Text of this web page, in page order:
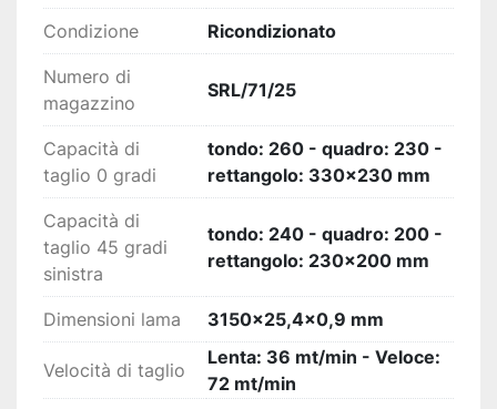
Ottimo rapporto prestazioni/consumo
energetico
(potenza installata totale: 3,3
kW).
Condizione Ricondizionato
Numero di
magazzino
SRL/71/25
Capacità di
taglio 0 gradi
tondo: 260 - quadro: 230 -
rettangolo: 330x230 mm
Capacità di
taglio 45 gradi
sinistra
tondo: 240 - quadro: 200 -
rettangolo: 230x200 mm
Dimensioni lama 3150x25,4x0,9 mm
Velocità di taglio
Lenta: 36 mt/min - Veloce:
72 mt/min